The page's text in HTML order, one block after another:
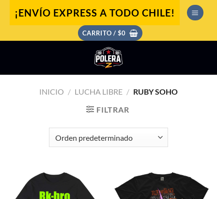
¡ENVÍO EXPRESS A TODO CHILE!
CARRITO / $0
INICIO / LUCHA LIBRE / RUBY SOHO
FILTRAR